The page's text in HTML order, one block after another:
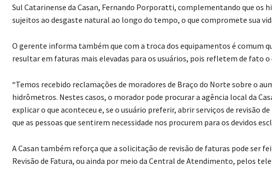
Sul Catarinense da Casan, Fernando Porporatti, complementando que
sujeitos ao desgaste natural ao longo do tempo, o que compromete sua
O gerente informa também que com a troca dos equipamentos é comum
resultar em faturas mais elevadas para os usuários, pois refletem de fato
“Temos recebido reclamações de moradores de Braço do Norte sobre o
hidrômetros. Nestes casos, o morador pode procurar a agência local da
explicar o que aconteceu e, se o usuário preferir, abrir serviços de revisão
que as pessoas que sentirem necessidade nos procurem para os devidos
A Casan também reforça que a solicitação de revisão de faturas pode ser
Revisão de Fatura, ou ainda por meio da Central de Atendimento, pelos